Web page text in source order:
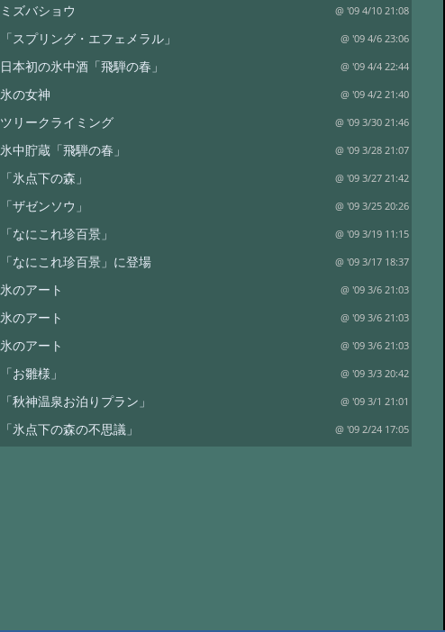
ミズバショウ @ '09 4/10 21:08
「スプリング・エフェメラル」 @ '09 4/6 23:06
日本初の氷中酒「飛騨の春」 @ '09 4/4 22:44
氷の女神 @ '09 4/2 21:40
ツリークライミング @ '09 3/30 21:46
氷中貯蔵「飛騨の春」 @ '09 3/28 21:07
「氷点下の森」 @ '09 3/27 21:42
「ザゼンソウ」 @ '09 3/25 20:26
「なにこれ珍百景」 @ '09 3/19 11:15
「なにこれ珍百景」に登場 @ '09 3/17 18:37
氷のアート @ '09 3/6 21:03
氷のアート @ '09 3/6 21:03
氷のアート @ '09 3/6 21:03
「お雛様」 @ '09 3/3 20:42
「秋神温泉お泊りプラン」 @ '09 3/1 21:01
「氷点下の森の不思議」 @ '09 2/24 17:05